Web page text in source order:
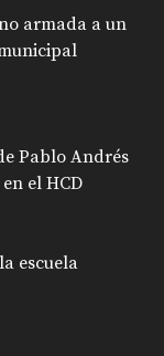
armada a un
Pablo Andrés
el HCD
escuela